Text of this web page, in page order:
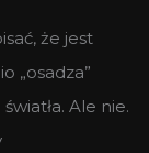
że jest
„osadza”
Ale nie.